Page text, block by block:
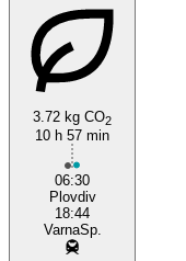
3.72 kg CO2
10 h 57 min
06:30
Plovdiv
18:44
VarnaSp.